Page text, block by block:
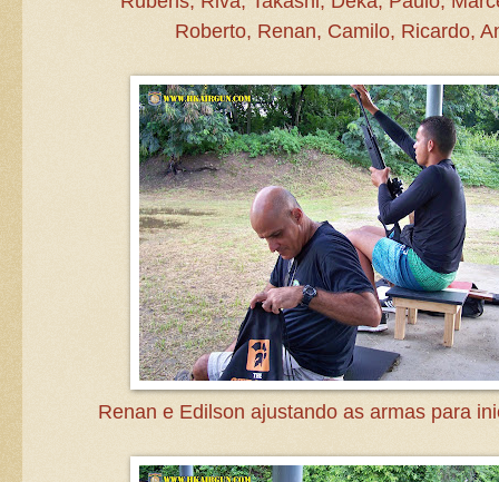
Roberto, Renan, Camilo, Ricardo,
Renan e Edilson ajustando as armas para